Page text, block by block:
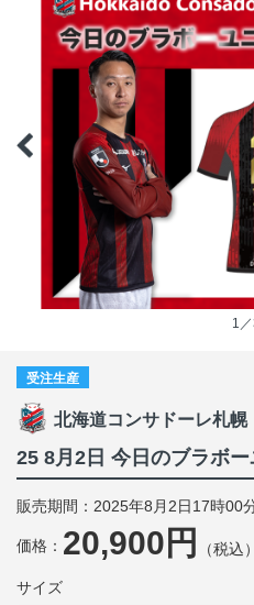
1
受注生産
北海道コンサドーレ札幌
25 8月2日 今日のブラボ
販売期間：2025年8月2日17時00
価格： 20,900円 （税込）
サイズ